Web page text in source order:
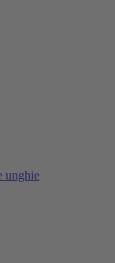
unghie